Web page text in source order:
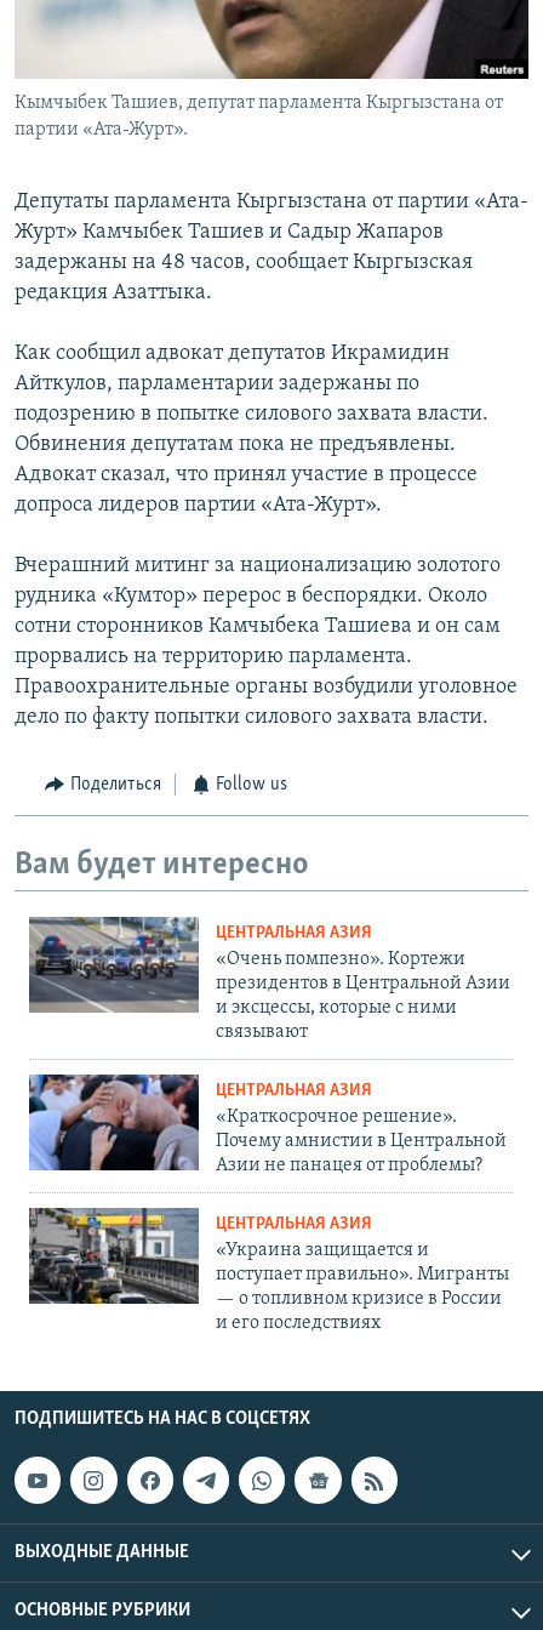
Кымчыбек Ташиев, депутат парламента Кыргызстана от
партии «Ата-Журт».
Депутаты парламента Кыргызстана от партии «Ата-
Журт» Камчыбек Ташиев и Садыр Жапаров
задержаны на 48 часов, сообщает Кыргызская
редакция Азаттыка.
Как сообщил адвокат депутатов Икрамидин
Айткулов, парламентарии задержаны по
подозрению в попытке силового захвата власти.
Обвинения депутатам пока не предъявлены.
Адвокат сказал, что принял участие в процессе
допроса лидеров партии «Ата-Журт».
Вчерашний митинг за национализацию золотого
рудника «Кумтор» перерос в беспорядки. Около
сотни сторонников Камчыбека Ташиева и он сам
прорвались на территорию парламента.
Правоохранительные органы возбудили уголовное
дело по факту попытки силового захвата власти.
Поделиться Follow us
Вам будет интересно
ЦЕНТРАЛЬНАЯ АЗИЯ
«Очень помпезно». Кортежи
президентов в Центральной Азии
и эксцессы, которые с ними
связывают
ЦЕНТРАЛЬНАЯ АЗИЯ
«Краткосрочное решение».
Почему амнистии в Центральной
Азии не панацея от проблемы?
ЦЕНТРАЛЬНАЯ АЗИЯ
«Украина защищается и
поступает правильно». Мигранты
— о топливном кризисе в России
и его последствиях
ПОДПИШИТЕСЬ НА НАС В СОЦСЕТЯХ
ВЫХОДНЫЕ ДАННЫЕ
ОСНОВНЫЕ РУБРИКИ